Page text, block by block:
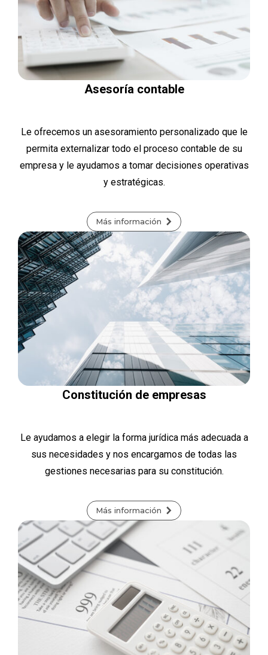
Asesoría contable
Le ofrecemos un asesoramiento personalizado que le
permita externalizar todo el proceso contable de su
empresa y le ayudamos a tomar decisiones operativas
y estratégicas.
Más información
Constitución de empresas
Le ayudamos a elegir la forma jurídica más adecuada a
sus necesidades y nos encargamos de todas las
gestiones necesarias para su constitución.
Más información